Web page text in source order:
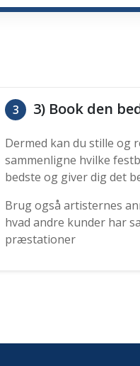
3 3) Book den
Dermed kan du stille og
sammenligne hvilke
bedste og giver dig det
Brug også artisternes
hvad andre kunder har
præstationer